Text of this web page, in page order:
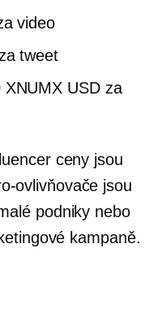
video
tweet
USD za
ceny jsou
ovlivňovače jsou
podniky nebo
kampaně.